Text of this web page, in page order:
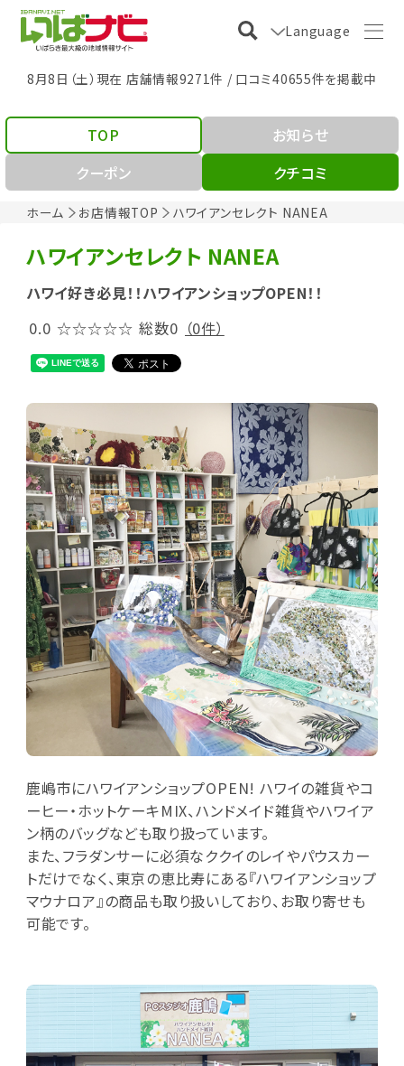
Language
8月8日（土）現在 店舗情報9271件 / 口コミ40655件を掲載中
ホーム お店情報TOP ハワイアンセレクト NANEA
TOP
お知らせ
クーポン
クチコミ
ハワイアンセレクト NANEA
ハワイ好き必見！！ハワイアンショップOPEN！！
0.0 ☆☆☆☆☆ 総数0 （0件）
鹿嶋市にハワイアンショップOPEN! ハワイの雑貨やコ
ーヒー・ホットケーキMIX、ハンドメイド雑貨やハワイア
ン柄のバッグなども取り扱っています。
また、フラダンサーに必須なククイのレイやパウスカー
トだけでなく、東京の恵比寿にある『ハワイアンショップ
マウナロア』の商品も取り扱いしており、お取り寄せも
可能です。